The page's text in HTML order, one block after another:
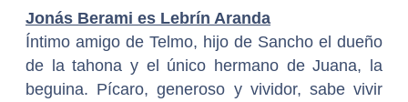
Jonás Berami es Lebrín Aranda
Íntimo amigo de Telmo, hijo de Sancho el dueño
de la tahona y el único hermano de Juana, la
beguina. Pícaro, generoso y vividor, sabe vivir